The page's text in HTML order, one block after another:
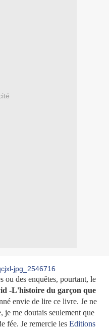
ou des enquêtes, pourtant, le
-L'histoire du garçon que
envie de lire ce livre. Je ne
je me doutais seulement que
fée. Je remercie lesEditions